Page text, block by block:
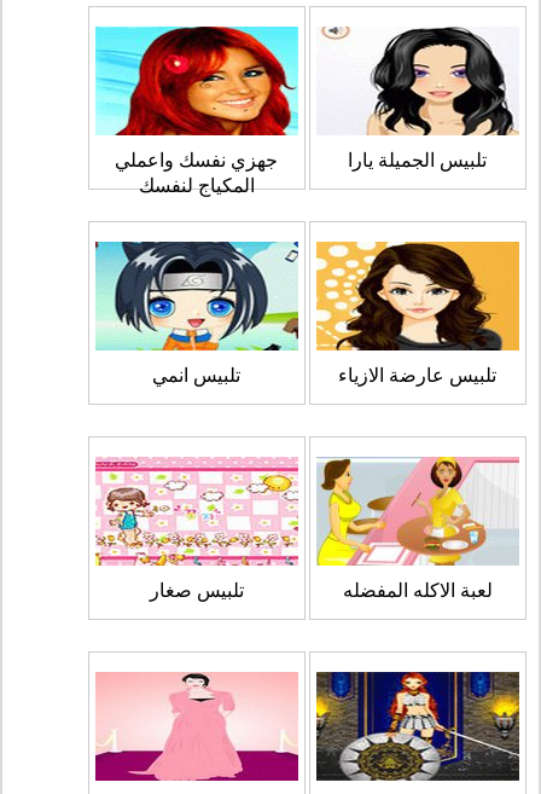
تلبيس الجميلة يارا
جهزي نفسك واعملي
المكياج لنفسك
تلبيس عارضة الازياء تلبيس انمي
لعبة الاكله المفضله تلبيس صغار